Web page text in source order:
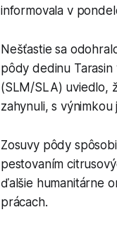
informovala v
Nešťastie sa
pôdy dedinu
(SLM/SLA) uviedlo,
zahynuli, s
Zosuvy pôdy
pestovaním
ďalšie humanitárne
prácach.